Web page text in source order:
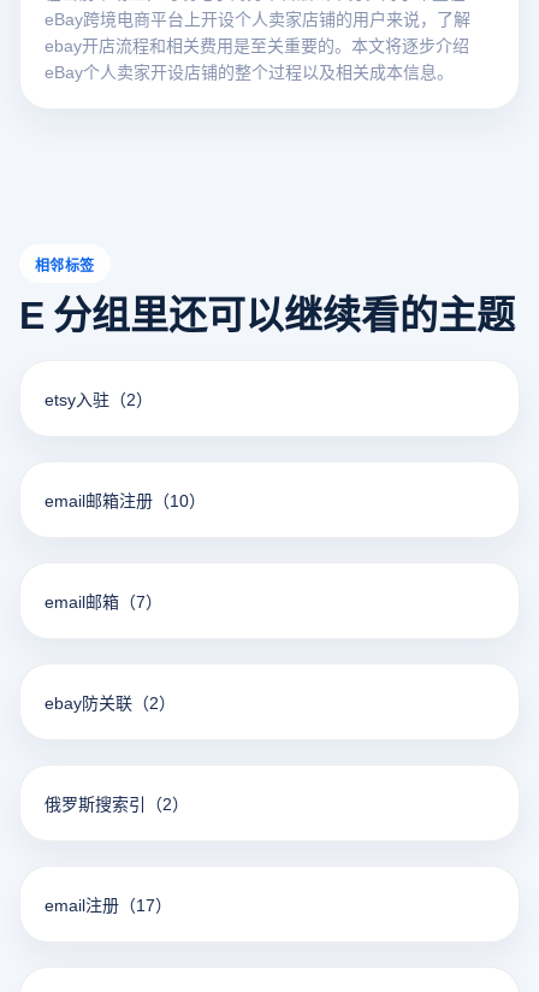
eBay跨境电商平台上开设个人卖家店铺的用户来说，了解
ebay开店流程和相关费用是至关重要的。本文将逐步介绍
eBay个人卖家开设店铺的整个过程以及相关成本信息。
相邻标签
E 分组里还可以继续看的主题
etsy入驻 （2）
email邮箱注册 （10）
email邮箱 （7）
ebay防关联 （2）
俄罗斯搜索引 （2）
email注册 （17）